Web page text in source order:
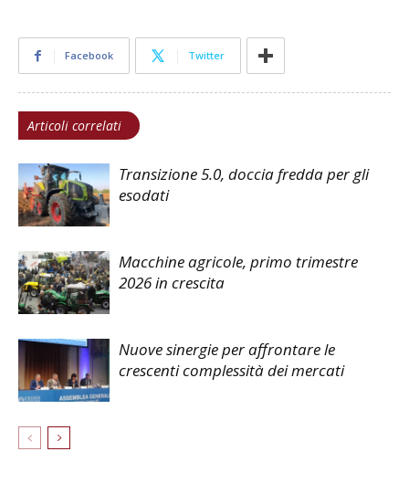
Facebook Twitter
Articoli correlati
Transizione 5.0, doccia fredda per gli
esodati
Macchine agricole, primo trimestre
2026 in crescita
Nuove sinergie per affrontare le
crescenti complessità dei mercati